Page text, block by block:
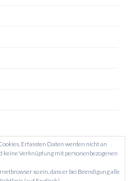
Erfassten Daten werden nicht an
keine Verknüpfung mit personenbezogenen
so ein, dass er bei Beendigung alle